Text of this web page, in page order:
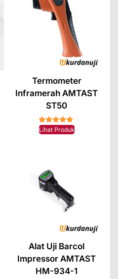
Termometer
Inframerah AMTAST
ST50
★★★★★
Lihat Produk
Alat Uji Barcol
Impressor AMTAST
HM-934-1